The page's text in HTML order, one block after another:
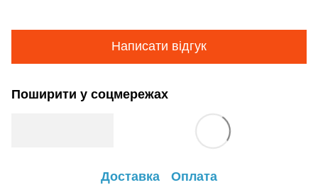
Написати відгук
Поширити у соцмережах
Доставка Оплата